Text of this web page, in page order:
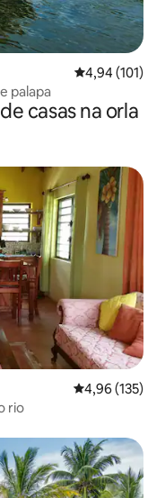
4,94 de uma
4,94 (101)
palapa
casas na orla
4,96 de uma
4,96 (135)
rio